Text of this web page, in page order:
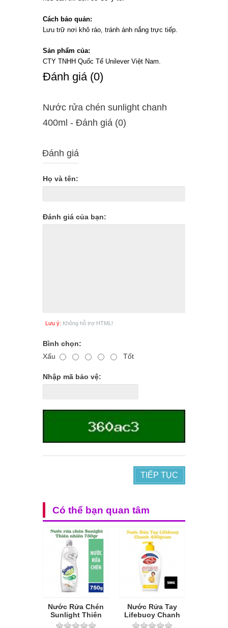
Cách bảo quản:
Lưu trữ nơi khô ráo, tránh ánh nắng trực tiếp.
Sản phẩm của:
CTY TNHH Quốc Tế Unilever Việt Nam.
Ðánh giá (0)
Nước rửa chén sunlight chanh
400ml - Ðánh giá (0)
Đánh giá
Họ và tên:
Đánh giá của bạn:
Lưu ý: Không hỗ trợ HTML!
Bình chọn:
Xấu
Tốt
Nhập mã bảo vệ:
TIẾP TỤC
Có thể bạn quan tâm
Nước Rửa Chén
Sunlight Thiên
nhiên 750gr
Nước Rửa Tay
Lifebuoy Chanh
450gr (Vàng)